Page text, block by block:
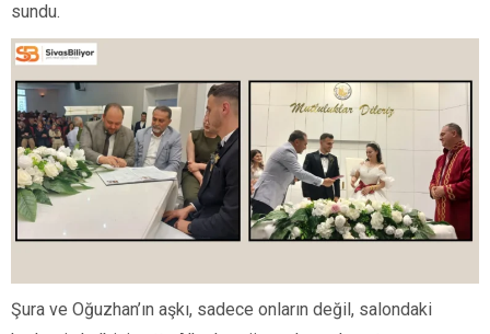
sundu.
Şura ve Oğuzhan’ın aşkı, sadece onların değil, salondaki